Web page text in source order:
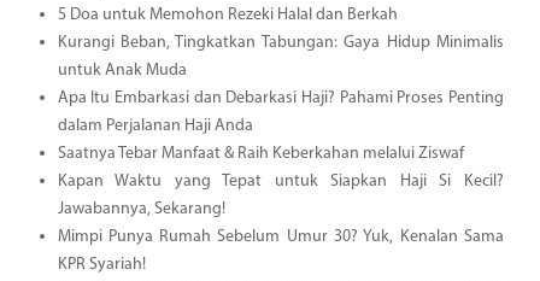
5 Doa untuk Memohon Rezeki Halal dan Berkah
Kurangi Beban, Tingkatkan Tabungan: Gaya Hidup Minimalis
untuk Anak Muda
Apa Itu Embarkasi dan Debarkasi Haji? Pahami Proses Penting
dalam Perjalanan Haji Anda
Saatnya Tebar Manfaat & Raih Keberkahan melalui Ziswaf
Kapan Waktu yang Tepat untuk Siapkan Haji Si Kecil?
Jawabannya, Sekarang!
Mimpi Punya Rumah Sebelum Umur 30? Yuk, Kenalan Sama
KPR Syariah!